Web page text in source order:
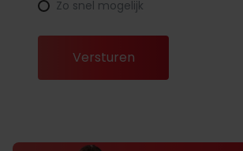
Zo snel mogelijk